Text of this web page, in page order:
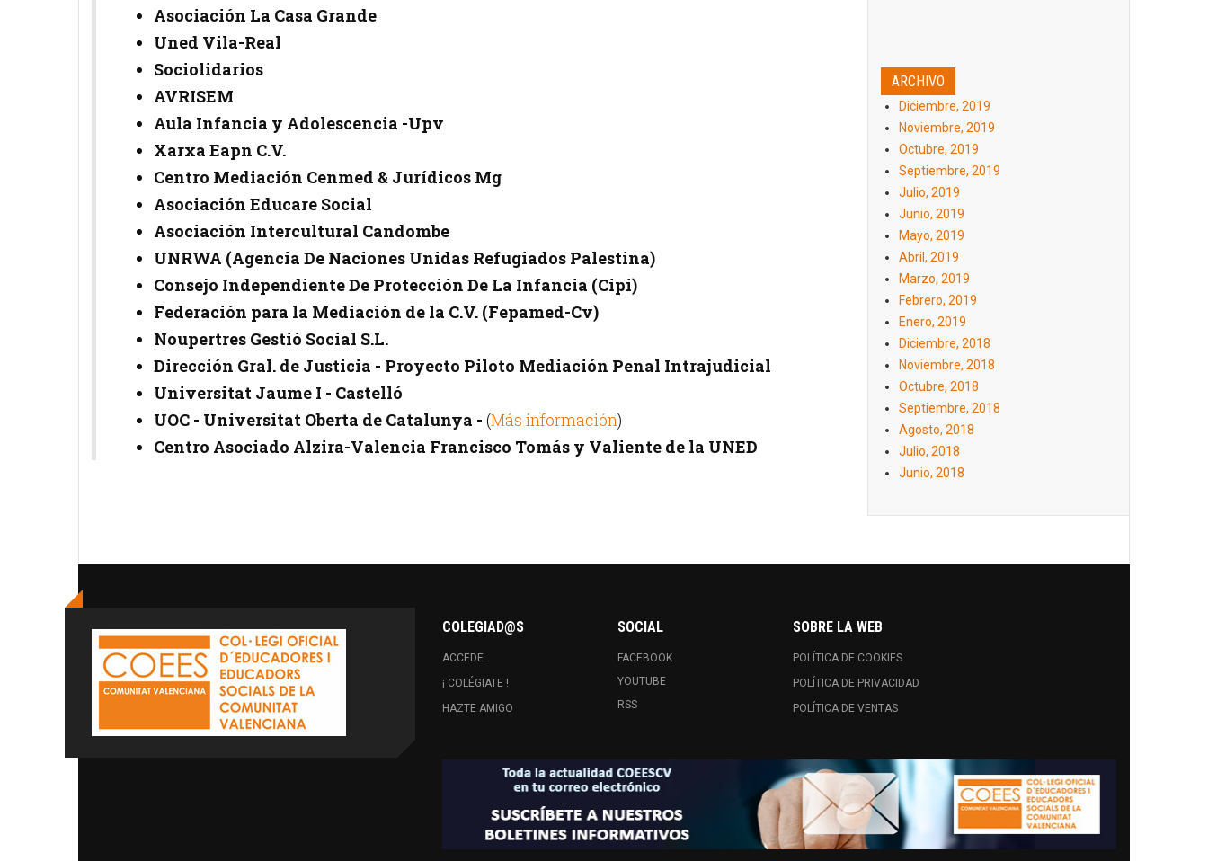
Asociación La Casa Grande
Uned Vila-Real
Sociolidarios
AVRISEM
Aula Infancia y Adolescencia -Upv
Xarxa Eapn C.V.
Centro Mediación Cenmed & Jurídicos Mg
Asociación Educare Social
Asociación Intercultural Candombe
UNRWA (Agencia De Naciones Unidas Refugiados Palestina)
Consejo Independiente De Protección De La Infancia (Cipi)
Federación para la Mediación de la C.V. (Fepamed-Cv)
Noupertres Gestió Social S.L.
Dirección Gral. de Justicia - Proyecto Piloto Mediación Penal Intrajudicial
Universitat Jaume I - Castelló
UOC - Universitat Oberta de Catalunya - (Más información)
Centro Asociado Alzira-Valencia Francisco Tomás y Valiente de la UNED
ARCHIVO
Diciembre, 2019
Noviembre, 2019
Octubre, 2019
Septiembre, 2019
Julio, 2019
Junio, 2019
Mayo, 2019
Abril, 2019
Marzo, 2019
Febrero, 2019
Enero, 2019
Diciembre, 2018
Noviembre, 2018
Octubre, 2018
Septiembre, 2018
Agosto, 2018
Julio, 2018
Junio, 2018
COLEGIAD@S
ACCEDE
¡ COLÉGIATE !
HAZTE AMIGO
SOCIAL
FACEBOOK
YOUTUBE
RSS
SOBRE LA WEB
POLÍTICA DE COOKIES
POLÍTICA DE PRIVACIDAD
POLÍTICA DE VENTAS